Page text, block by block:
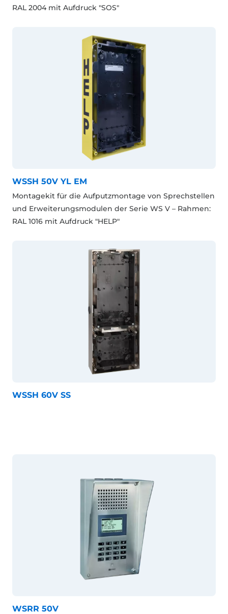
RAL 2004 mit Aufdruck "SOS"
WSSH 50V YL EM
Montagekit für die Aufputzmontage von Sprechstellen
und Erweiterungsmodulen der Serie WS V – Rahmen:
RAL 1016 mit Aufdruck "HELP"
WSSH 60V SS
WSRR 50V